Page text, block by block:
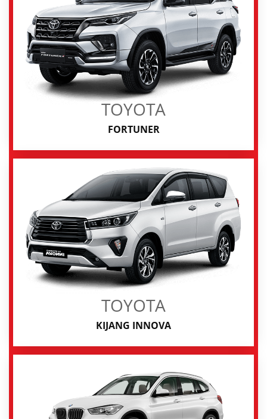
TOYOTA
FORTUNER
TOYOTA
KIJANG INNOVA